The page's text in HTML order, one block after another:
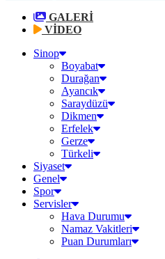
GALERİ
VİDEO
Sinop
Boyabat
Durağan
Ayancık
Saraydüzü
Dikmen
Erfelek
Gerze
Türkeli
Siyaset
Genel
Spor
Servisler
Hava Durumu
Namaz Vakitleri
Puan Durumları